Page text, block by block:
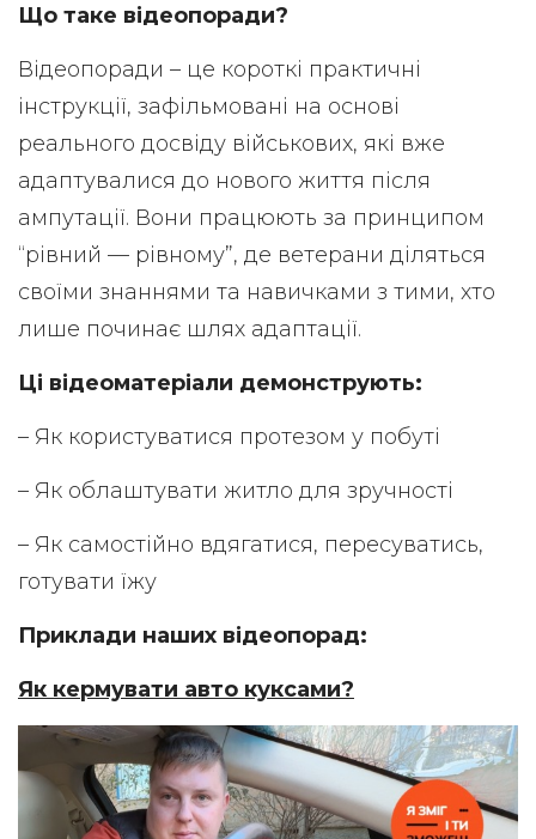
Що таке відеопоради?
Відеопоради – це короткі практичні
інструкції, зафільмовані на основі
реального досвіду військових, які вже
адаптувалися до нового життя після
ампутації. Вони працюють за принципом
“рівний — рівному”, де ветерани діляться
своїми знаннями та навичками з тими, хто
лише починає шлях адаптації.
Ці відеоматеріали демонструють:
– Як користуватися протезом у побуті
– Як облаштувати житло для зручності
– Як самостійно вдягатися, пересуватись,
готувати їжу
Приклади наших відеопорад:
Як кермувати авто куксами?